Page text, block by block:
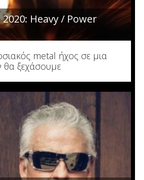
Heavy / Power
metal ήχος σε μια
θα ξεχάσουμε